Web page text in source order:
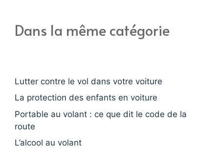
Dans la même catégorie
Lutter contre le vol dans votre voiture
La protection des enfants en voiture
Portable au volant : ce que dit le code de la
route
L’alcool au volant